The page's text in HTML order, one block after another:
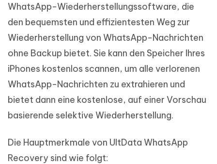
WhatsApp-Wiederherstellungssoftware, die
den bequemsten und effizientesten Weg zur
Wiederherstellung von WhatsApp-Nachrichten
ohne Backup bietet. Sie kann den Speicher Ihres
iPhones kostenlos scannen, um alle verlorenen
WhatsApp-Nachrichten zu extrahieren und
bietet dann eine kostenlose, auf einer Vorschau
basierende selektive Wiederherstellung.
Die Hauptmerkmale von UltData WhatsApp
Recovery sind wie folgt: